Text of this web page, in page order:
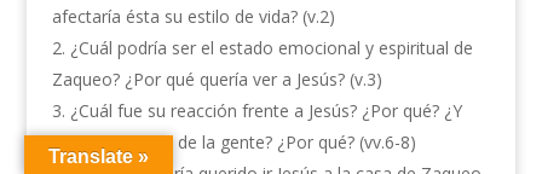
afectaría ésta su estilo de vida? (v.2)
¿Cuál podría ser el estado emocional y espiritual de
Zaqueo? ¿Por qué quería ver a Jesús? (v.3)
¿Cuál fue su reacción frente a Jesús? ¿Por qué? ¿Y
cuál la reacción de la gente? ¿Por qué? (vv.6-8)
Translate »